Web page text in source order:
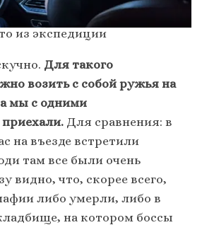
из экспедиции
Для такого
возить с собой ружья на
мы с одними
Для сравнения: в
на въезде встретили
там все были очень
видно, что, скорее всего,
либо умерли, либо в
на котором боссы